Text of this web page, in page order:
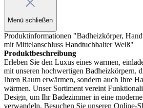
Menü schließen
Produktinformationen "Badheizkörper,
mit Mittelanschluss Handtuchhalter Weiß"
Produktbeschreibung
Erleben Sie den Luxus eines warmen,
mit unseren hochwertigen Badheizkörpern,
Ihren Raum erwärmen, sondern auch Ihre
wärmen. Unser Sortiment vereint
Design, um Ihr Badezimmer in eine
verwandeln. Besuchen Sie unseren Online-